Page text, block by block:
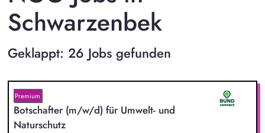
Schwarzenbek
Geklappt: 26 Jobs gefunden
Premium
Botschafter (m/w/d) für Umwelt- und
Naturschutz